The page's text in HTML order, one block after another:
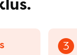
3